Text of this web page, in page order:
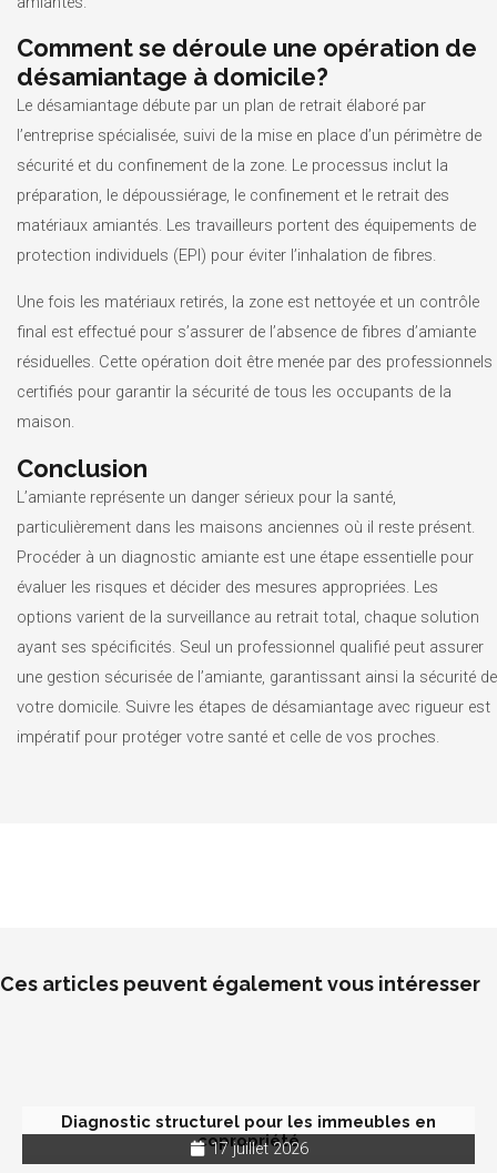
Comment se déroule une opération de
désamiantage à domicile?
Le désamiantage débute par un plan de retrait élaboré par
l’entreprise spécialisée, suivi de la mise en place d’un périmètre de
sécurité et du confinement de la zone. Le processus inclut la
préparation, le dépoussiérage, le confinement et le retrait des
matériaux amiantés. Les travailleurs portent des équipements de
protection individuels (EPI) pour éviter l’inhalation de fibres.
Une fois les matériaux retirés, la zone est nettoyée et un contrôle
final est effectué pour s’assurer de l’absence de fibres d’amiante
résiduelles. Cette opération doit être menée par des professionnels
certifiés pour garantir la sécurité de tous les occupants de la
maison.
Conclusion
L’amiante représente un danger sérieux pour la santé,
particulièrement dans les maisons anciennes où il reste présent.
Procéder à un diagnostic amiante est une étape essentielle pour
évaluer les risques et décider des mesures appropriées. Les
options varient de la surveillance au retrait total, chaque solution
ayant ses spécificités. Seul un professionnel qualifié peut assurer
une gestion sécurisée de l’amiante, garantissant ainsi la sécurité de
votre domicile. Suivre les étapes de désamiantage avec rigueur est
impératif pour protéger votre santé et celle de vos proches.
Ces articles peuvent également vous intéresser
Diagnostic structurel pour les immeubles en
copropriété
17 juillet 2026